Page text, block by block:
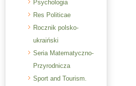
Psychologia
Res Politicae
Rocznik polsko-
ukraiński
Seria Matematyczno-
Przyrodnicza
Sport and Tourism.